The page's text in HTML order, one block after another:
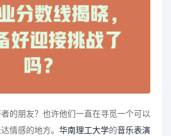
的朋友？也许他们一直在寻觅一个可以
情感的地方。 华南理工大学的音乐表演